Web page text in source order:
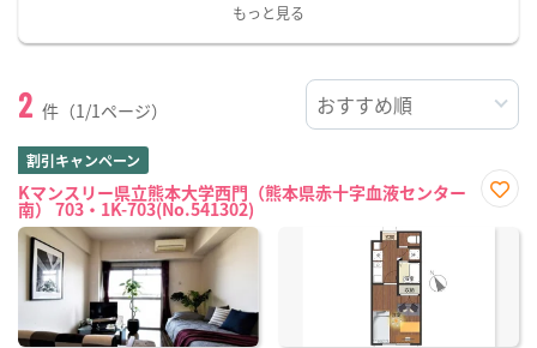
もっと見る
2 件（1/1ページ）
割引キャンペーン
Kマンスリー県立熊本大学西門（熊本県赤十字血液センター
南） 703・1K-703(No.541302)
に入